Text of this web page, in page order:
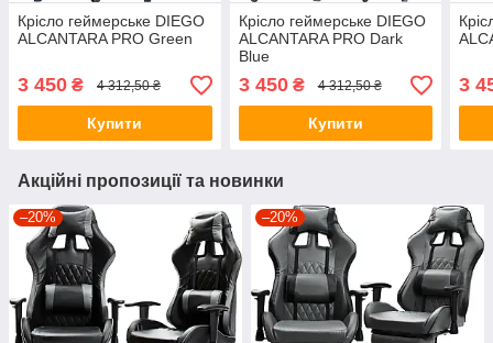
Крісло геймерське DIEGO
ALCANTARA PRO Green
3 450 ₴ 4 312,50 ₴
Купити
Крісло геймерське DIEGO
ALCANTARA PRO Dark
Blue
3 450₴ 4 312,50 ₴
Купити
3
Акційні пропозиції та новинки
–20% –20%